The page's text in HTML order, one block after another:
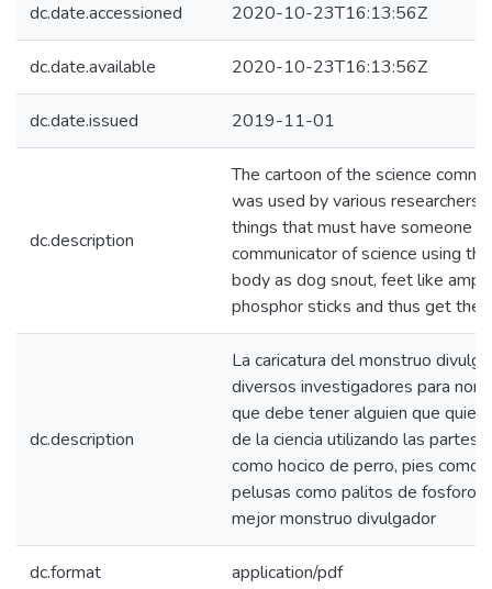
dc.date.accessioned 2020-10-23T16:13:56Z
dc.date.available 2020-10-23T16:13:56Z
dc.date.issued 2019-11-01
dc.description
The cartoon of the science
was used by various researchers
things that must have someone
communicator of science using
body as dog snout, feet like
phosphor sticks and thus get the
dc.description
La caricatura del monstruo
diversos investigadores para
que debe tener alguien que
de la ciencia utilizando las partes
como hocico de perro, pies como
pelusas como palitos de fosforo
mejor monstruo divulgador
dc.format application/pdf